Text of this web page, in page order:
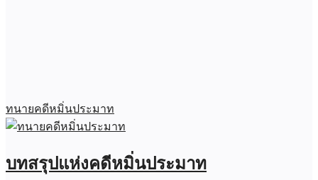
ทนายคดีหมิ่นประมาท
บทสรุปแห่งคดีหมิ่นประมาท